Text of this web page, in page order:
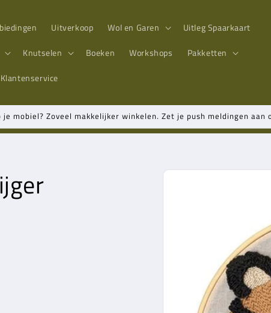
Uitverkoop Wol en Garen
Uitleg Spaarkaart
Knutselen Boeken Workshops
Pakketten
Klantenservice
je mobiel? Zoveel makkelijker winkelen. Zet je push meldingen aan